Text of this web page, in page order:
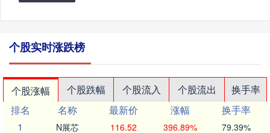
个股实时涨跌榜
个股涨幅 个股跌幅 个股流入 个股流出
换手率
排名
名称 最新价 涨幅
换手率
1
N展芯 116.52 396.89% 79.39%